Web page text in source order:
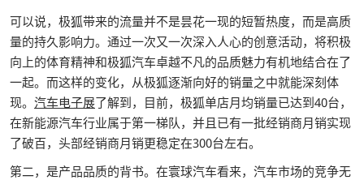
可以说，极狐带来的流量并不是昙花一现的短暂热度，而是高质
量的持久影响力。通过一次又一次深入人心的创意活动，将积极
向上的体育精神和极狐汽车卓越不凡的品质魅力有机地结合在了
一起。而这样的变化，从极狐逐渐向好的销量之中就能深刻体
现。 汽车电子展了解到，目前，极狐单店月均销量已达到40台，
在新能源汽车行业属于第一梯队，并且已有一批经销商月销实现
了破百，头部经销商月销更稳定在300台左右。
第二，是产品品质的背书。在寰球汽车看来，汽车市场的竞争无